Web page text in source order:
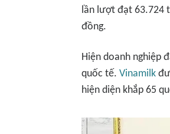
lần lượt đạt 63.724
đồng.
Hiện doanh nghiệp
quốc tế. Vinamilk
hiện diện khắp 65